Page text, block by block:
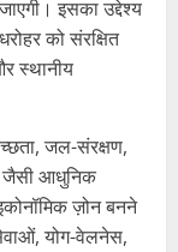
इसका उद्देश्य
को संरक्षित
स्थानीय
जल-संरक्षण,
जैसी आधुनिक
ज़ोन बनने
योग-वेलनेस,